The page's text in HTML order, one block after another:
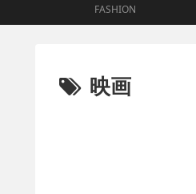
FASHION
映画